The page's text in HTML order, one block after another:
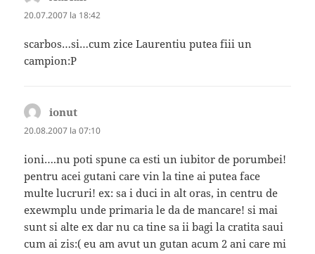
20.07.2007 la 18:42
scarbos…si…cum zice Laurentiu putea fiii un
campion:P
ionut
20.08.2007 la 07:10
ioni….nu poti spune ca esti un iubitor de porumbei!
pentru acei gutani care vin la tine ai putea face
multe lucruri! ex: sa i duci in alt oras, in centru de
exewmplu unde primaria le da de mancare! si mai
sunt si alte ex dar nu ca tine sa ii bagi la cratita saui
cum ai zis:( eu am avut un gutan acum 2 ani care mi